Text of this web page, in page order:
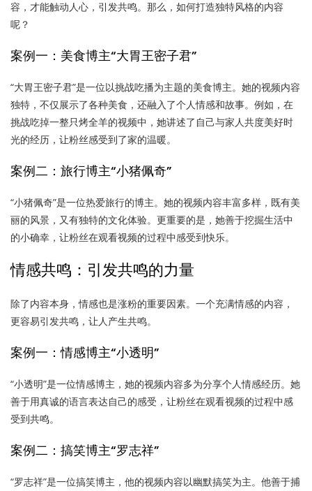
容，才能触动人心，引发共鸣。那么，如何打造独特风格的内容
呢？
案例一：美食博主“大胃王密子君”
“大胃王密子君”是一位以挑战吃播为主题的美食博主。她的视频内容
独特，不仅展示了各种美食，还融入了个人情感和故事。例如，在
挑战吃掉一整只烤全羊的视频中，她讲述了自己与家人共度美好时
光的经历，让粉丝感受到了家的温暖。
案例二：旅行博主“小猪佩奇”
“小猪佩奇”是一位热爱旅行的博主。她的视频内容丰富多样，既有美
丽的风景，又有独特的文化体验。更重要的是，她善于挖掘生活中
的小确幸，让粉丝在观看视频的过程中感受到快乐。
情感共鸣：引发共鸣的力量
除了内容本身，情感也是涨粉的重要因素。一个充满情感的内容，
更容易引发共鸣，让人产生共鸣。
案例一：情感博主“小透明”
“小透明”是一位情感博主，她的视频内容多为分享个人情感经历。她
善于用真诚的语言表达自己的感受，让粉丝在观看视频的过程中感
受到共鸣。
案例二：搞笑博主“罗志祥”
“罗志祥”是一位搞笑博主，他的视频内容以幽默搞笑为主。他善于捕